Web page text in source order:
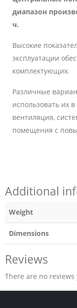
диапазон
ч.
Высокие
эксплуатации
комплектующих.
Различные
использовать их
вентиляция,
помещения с
Additional
Weight
Dimensions
Reviews
There are no reviews